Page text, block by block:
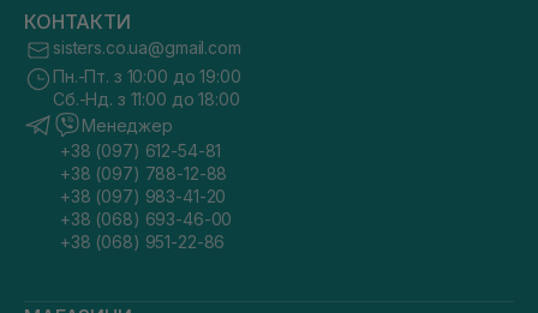
КОНТАКТИ
sisters.co.ua@gmail.com
Пн.-Пт. з 10:00 до 19:00
Сб.-Нд. з 11:00 до 18:00
Менеджер
+38 (097) 612-54-81
+38 (097) 788-12-88
+38 (097) 983-41-20
+38 (068) 693-46-00
+38 (068) 951-22-86